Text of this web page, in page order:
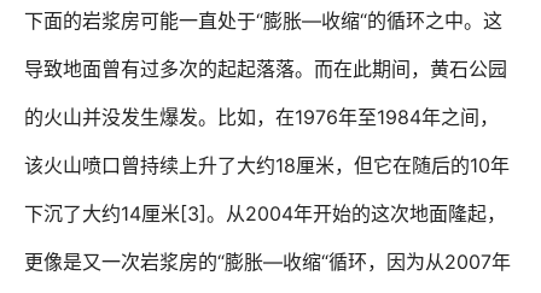
下面的岩浆房可能一直处于“膨胀—收缩“的循环之中。这
导致地面曾有过多次的起起落落。而在此期间，黄石公园
的火山并没发生爆发。比如，在1976年至1984年之间，
该火山喷口曾持续上升了大约18厘米，但它在随后的10年
下沉了大约14厘米 [3]。从2004年开始的这次地面隆起，
更像是又一次岩浆房的“膨胀—收缩“循环，因为从2007年